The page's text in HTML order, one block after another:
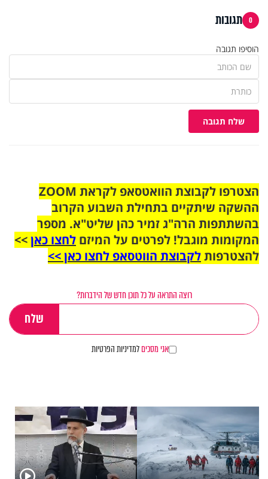
0 תגובות
הוסיפו תגובה
שלח תגובה
הצטרפו לקבוצת הוואטסאפ לקראת ZOOM
ההשקה שיתקיים בתחילת השבוע הקרוב
בהשתתפות הרה"ג זמיר כהן שליט"א. מספר
המקומות מוגבל! לפרטים על המיזם לחצו כאן>>
להצטרפותלקבוצת הווטסאפ לחצו כאן >>
רוצה התראה על כל תוכן חדש של הידברות?
אני מסכיםלמדיניות הפרטיות